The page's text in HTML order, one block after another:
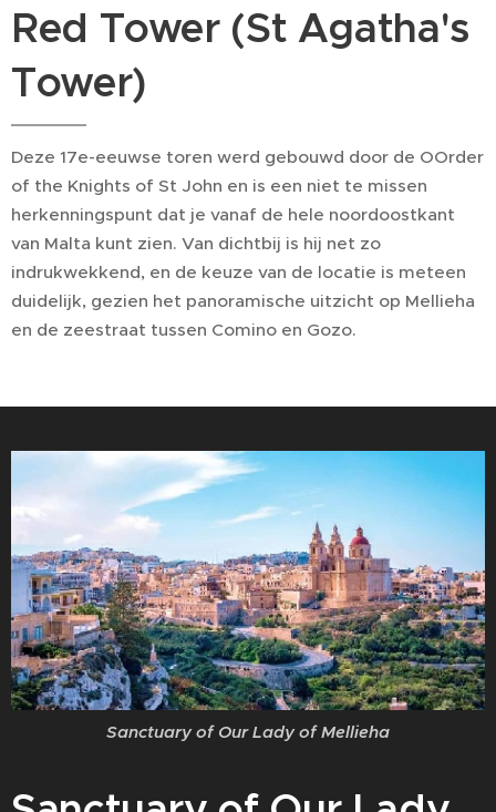
Red Tower (St Agatha's
Tower)
Deze 17e-eeuwse toren werd gebouwd door de OOrder
of the Knights of St John en is een niet te missen
herkenningspunt dat je vanaf de hele noordoostkant
van Malta kunt zien. Van dichtbij is hij net zo
indrukwekkend, en de keuze van de locatie is meteen
duidelijk, gezien het panoramische uitzicht op Mellieha
en de zeestraat tussen Comino en Gozo.
Sanctuary of Our Lady of Mellieha